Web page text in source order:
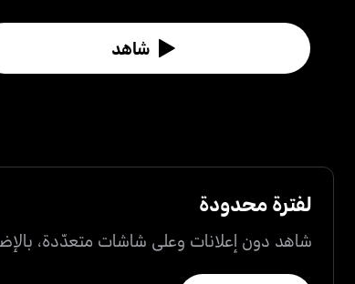
شاهد
لفترة محدودة
شاهد دون إعلانات وعلى شاشات متعدّدة،